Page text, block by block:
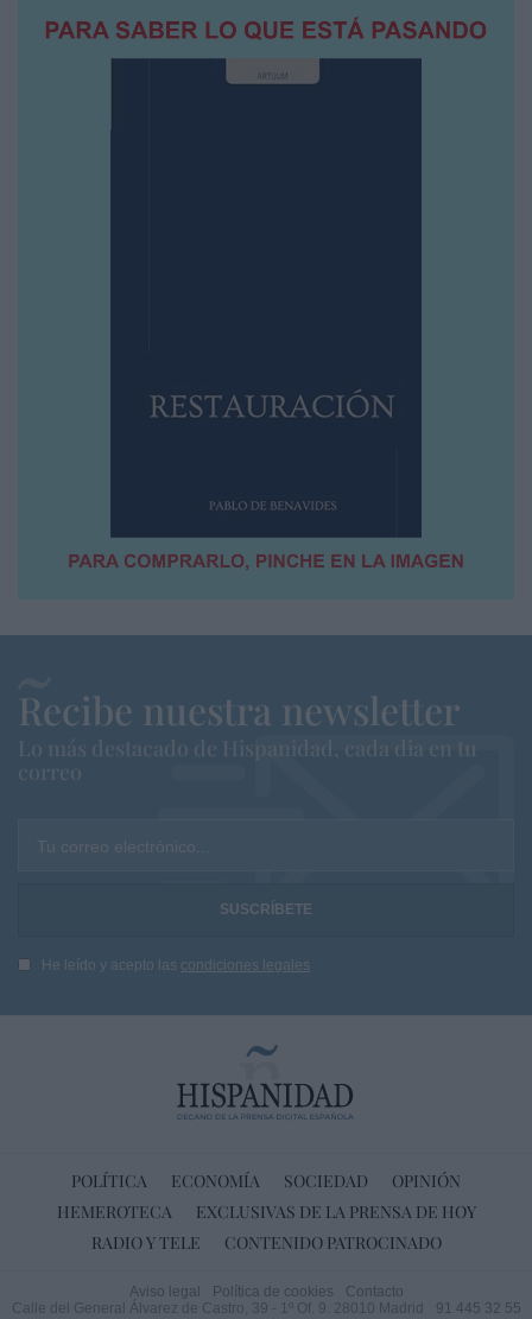
Recibe nuestra newsletter
Lo más destacado de Hispanidad, cada dia en tu
correo
Tu correo electrónico...
He leído y acepto las condiciones legales
POLÍTICA ECONOMÍA SOCIEDAD
OPINIÓN
HEMEROTECA
EXCLUSIVAS DE LA PRENSA DE HOY
RADIO Y TELE
CONTENIDO PATROCINADO
Aviso legal Política de cookies
Contacto
Calle del General Álvarez de Castro, 39 - 1º Of. 9. 28010 Madrid
91 445 32 55